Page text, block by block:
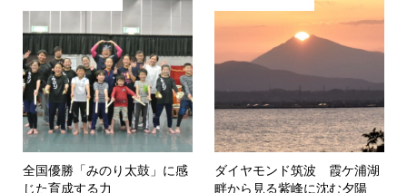
全国優勝「みのり太鼓」に感
じた育成する力
ダイヤモンド筑波 霞ケ浦湖
畔から見る紫峰に沈む夕陽